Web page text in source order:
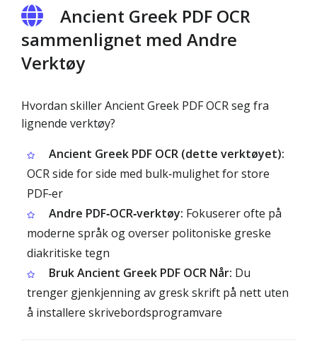
Ancient Greek PDF OCR
sammenlignet med Andre
Verktøy
Hvordan skiller Ancient Greek PDF OCR seg fra
lignende verktøy?
Ancient Greek PDF OCR (dette verktøyet):
OCR side for side med bulk‑mulighet for store
PDF‑er
Andre PDF‑OCR‑verktøy: Fokuserer ofte på
moderne språk og overser politoniske greske
diakritiske tegn
Bruk Ancient Greek PDF OCR Når: Du
trenger gjenkjenning av gresk skrift på nett uten
å installere skrivebordsprogramvare